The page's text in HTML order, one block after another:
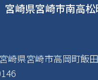
崎県宮崎市南高松
崎県宮崎市高岡町飯